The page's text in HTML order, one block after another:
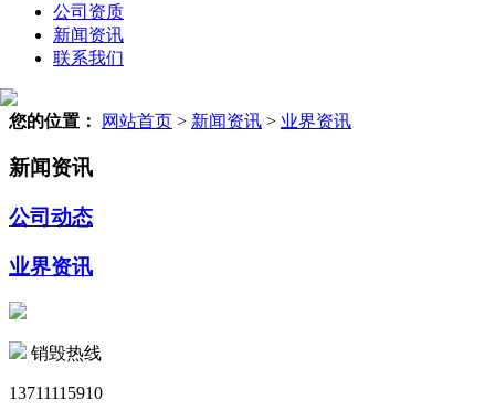
公司资质
新闻资讯
联系我们
您的位置： 网站首页 > 新闻资讯 > 业界资讯
新闻资讯
公司动态
业界资讯
销毁热线
13711115910